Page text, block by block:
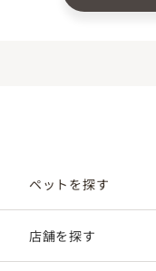
ペットを探す
店舗を探す